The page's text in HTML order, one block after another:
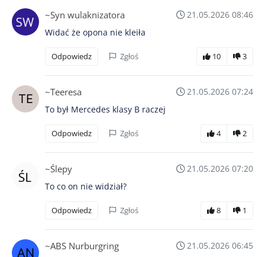
~Syn wulaknizatora
21.05.2026 08:46
Widać że opona nie kleiła
Odpowiedz Zgłoś 10 3
~Teeresa
21.05.2026 07:24
To był Mercedes klasy B raczej
Odpowiedz Zgłoś 4 2
~Ślepy
21.05.2026 07:20
To co on nie widział?
Odpowiedz Zgłoś 8 1
~ABS Nurburgring
21.05.2026 06:45